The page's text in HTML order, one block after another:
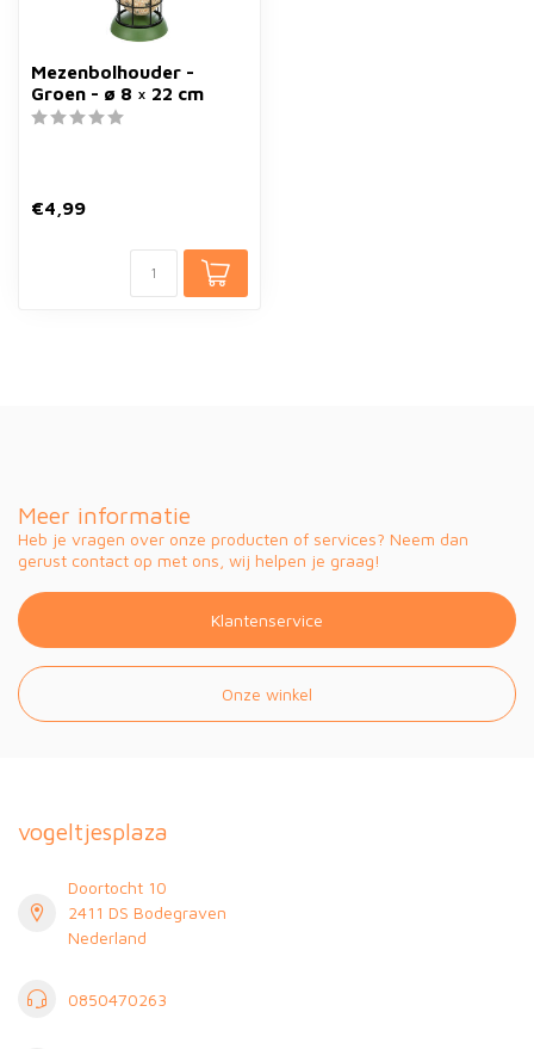
Mezenbolhouder -
Groen - ø 8 × 22 cm
€4,99
Meer informatie
Heb je vragen over onze producten of services? Neem dan
gerust contact op met ons, wij helpen je graag!
Klantenservice
Onze winkel
vogeltjesplaza
Doortocht 10
2411 DS Bodegraven
Nederland
0850470263